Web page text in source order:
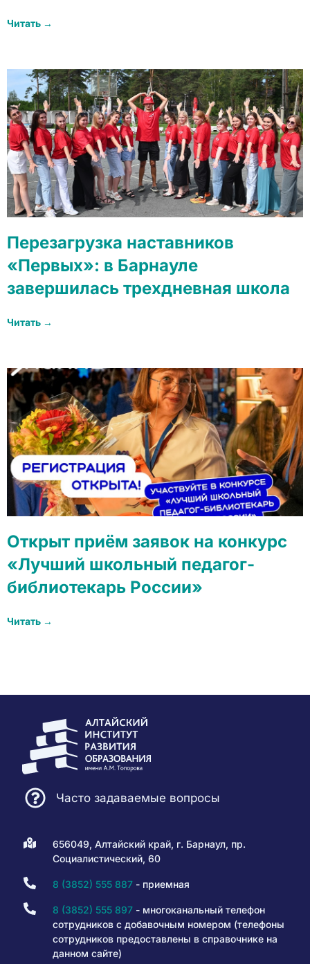
Читать →
Перезагрузка наставников
«Первых»: в Барнауле
завершилась трехдневная школа
Читать →
Открыт приём заявок на конкурс
«Лучший школьный педагог-
библиотекарь России»
Читать →
Часто задаваемые вопросы
656049, Алтайский край, г. Барнаул, пр.
Социалистический, 60
8 (3852) 555 887- приемная
8 (3852) 555 897- многоканальный телефон
сотрудников с добавочным номером (телефоны
сотрудников предоставлены в справочнике на
данном сайте)